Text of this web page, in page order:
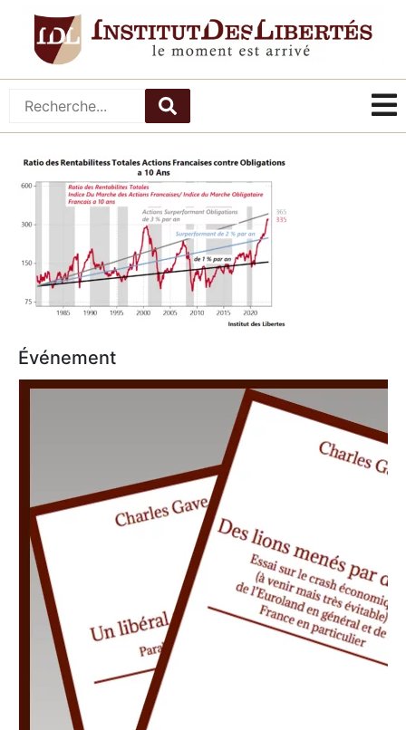
Événement